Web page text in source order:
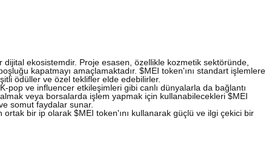
ekosistemdir. Proje esasen, özellikle kozmetik sektöründe,
kapatmayı amaçlamaktadır. $MEI token'ını standart işlemlere
ödüller ve özel teklifler elde edebilirler.
pop ve influencer etkileşimleri gibi canlı dünyalarla da bağlantı
almak veya borsalarda işlem yapmak için kullanabilecekleri $MEI
somut faydalar sunar.
bir ip olarak $MEI token'ını kullanarak güçlü ve ilgi çekici bir